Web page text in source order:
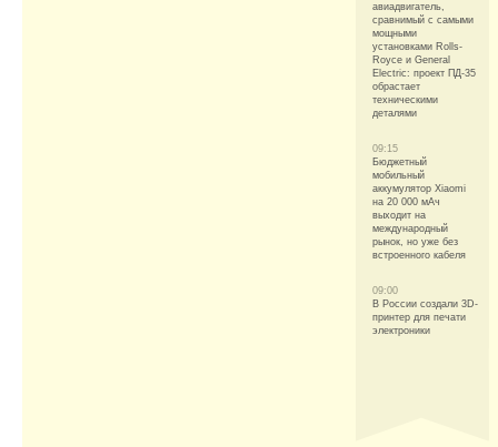
авиадвигатель,
сравнимый с самыми
мощными
установками Rolls-
Royce и General
Electric: проект ПД-35
обрастает
техническими
деталями
09:15
Бюджетный
мобильный
аккумулятор Xiaomi
на 20 000 мАч
выходит на
международный
рынок, но уже без
встроенного кабеля
09:00
В России создали 3D-
принтер для печати
электроники